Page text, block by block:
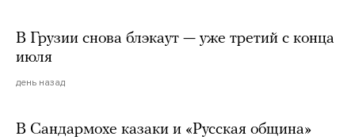
В Грузии снова блэкаут — уже третий с конца
июля
день назад
В Сандармохе казаки и «Русская община»